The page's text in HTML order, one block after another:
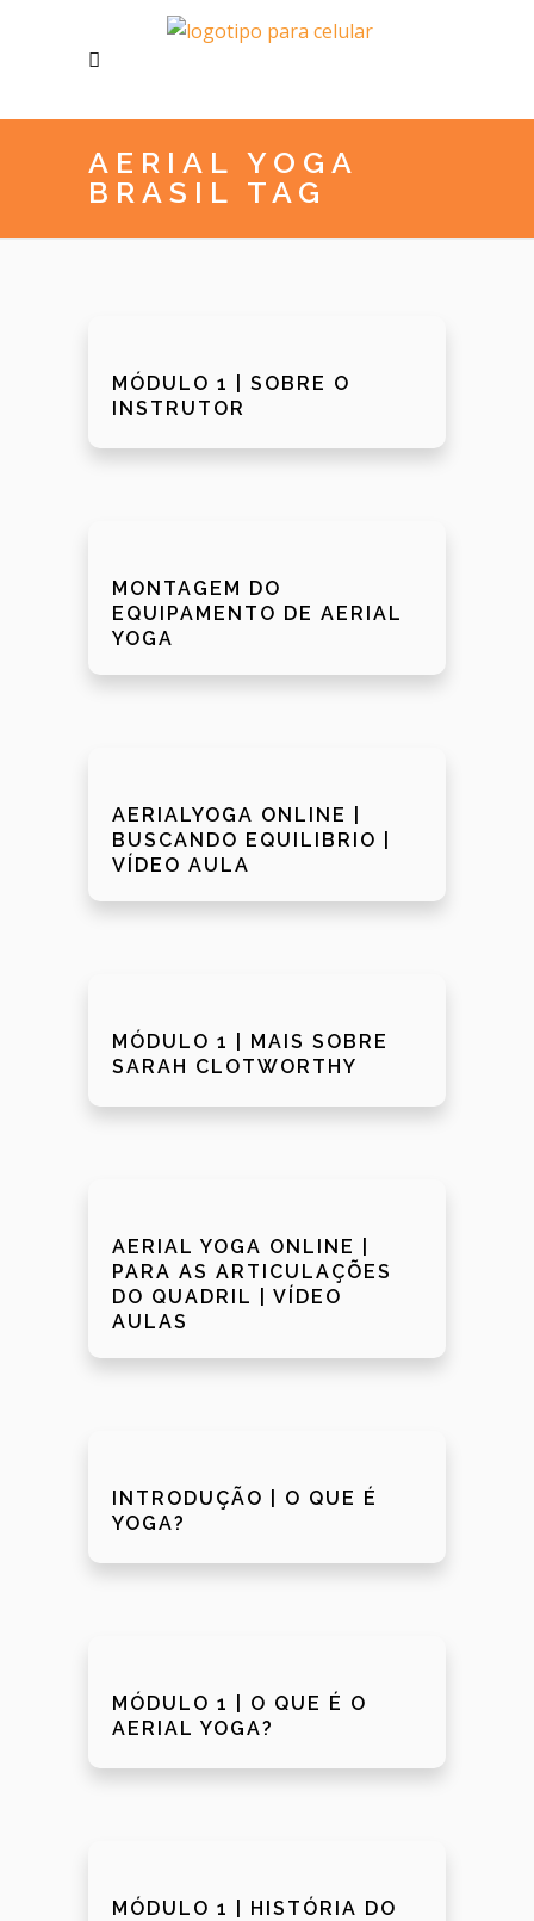
AERIAL YOGA
BRASIL TAG
MÓDULO 1 | SOBRE O
INSTRUTOR
MONTAGEM DO
EQUIPAMENTO DE AERIAL
YOGA
AERIALYOGA ONLINE |
BUSCANDO EQUILIBRIO |
VÍDEO AULA
MÓDULO 1 | MAIS SOBRE
SARAH CLOTWORTHY
AERIAL YOGA ONLINE |
PARA AS ARTICULAÇÕES
DO QUADRIL | VÍDEO
AULAS
INTRODUÇÃO | O QUE É
YOGA?
MÓDULO 1 | O QUE É O
AERIAL YOGA?
MÓDULO 1 | HISTÓRIA DO